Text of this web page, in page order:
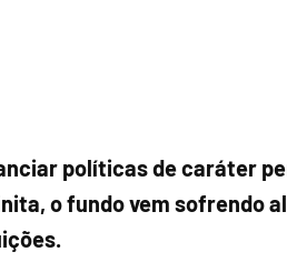
políticas de caráter
o fundo vem sofrendo